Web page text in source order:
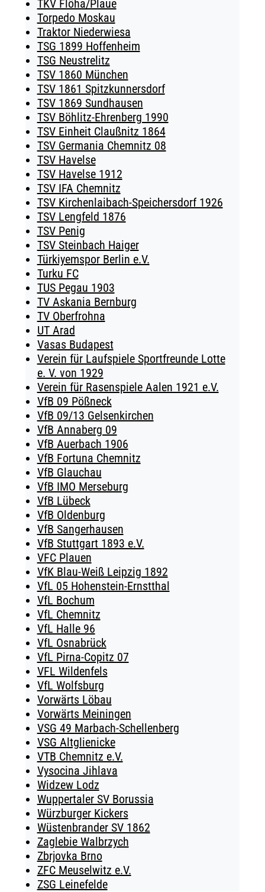
TKV Flöha/Plaue
Torpedo Moskau
Traktor Niederwiesa
TSG 1899 Hoffenheim
TSG Neustrelitz
TSV 1860 München
TSV 1861 Spitzkunnersdorf
TSV 1869 Sundhausen
TSV Böhlitz-Ehrenberg 1990
TSV Einheit Claußnitz 1864
TSV Germania Chemnitz 08
TSV Havelse
TSV Havelse 1912
TSV IFA Chemnitz
TSV Kirchenlaibach-Speichersdorf 1926
TSV Lengfeld 1876
TSV Penig
TSV Steinbach Haiger
Türkiyemspor Berlin e.V.
Turku FC
TUS Pegau 1903
TV Askania Bernburg
TV Oberfrohna
UT Arad
Vasas Budapest
Verein für Laufspiele Sportfreunde Lotte
e. V. von 1929
Verein für Rasenspiele Aalen 1921 e.V.
VfB 09 Pößneck
VfB 09/13 Gelsenkirchen
VfB Annaberg 09
VfB Auerbach 1906
VfB Fortuna Chemnitz
VfB Glauchau
VfB IMO Merseburg
VfB Lübeck
VfB Oldenburg
VfB Sangerhausen
VfB Stuttgart 1893 e.V.
VFC Plauen
VfK Blau-Weiß Leipzig 1892
VfL 05 Hohenstein-Ernstthal
VfL Bochum
VfL Chemnitz
VfL Halle 96
VfL Osnabrück
VfL Pirna-Copitz 07
VFL Wildenfels
VfL Wolfsburg
Vorwärts Löbau
Vorwärts Meiningen
VSG 49 Marbach-Schellenberg
VSG Altglienicke
VTB Chemnitz e.V.
Vysocina Jihlava
Widzew Lodz
Wuppertaler SV Borussia
Würzburger Kickers
Wüstenbrander SV 1862
Zaglebie Walbrzych
Zbrjovka Brno
ZFC Meuselwitz e.V.
ZSG Leinefelde